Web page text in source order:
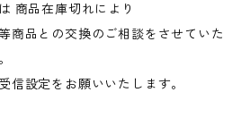
商品在庫切れにより
商品との交換のご相談をさせていた
信設定をお願いいたします。